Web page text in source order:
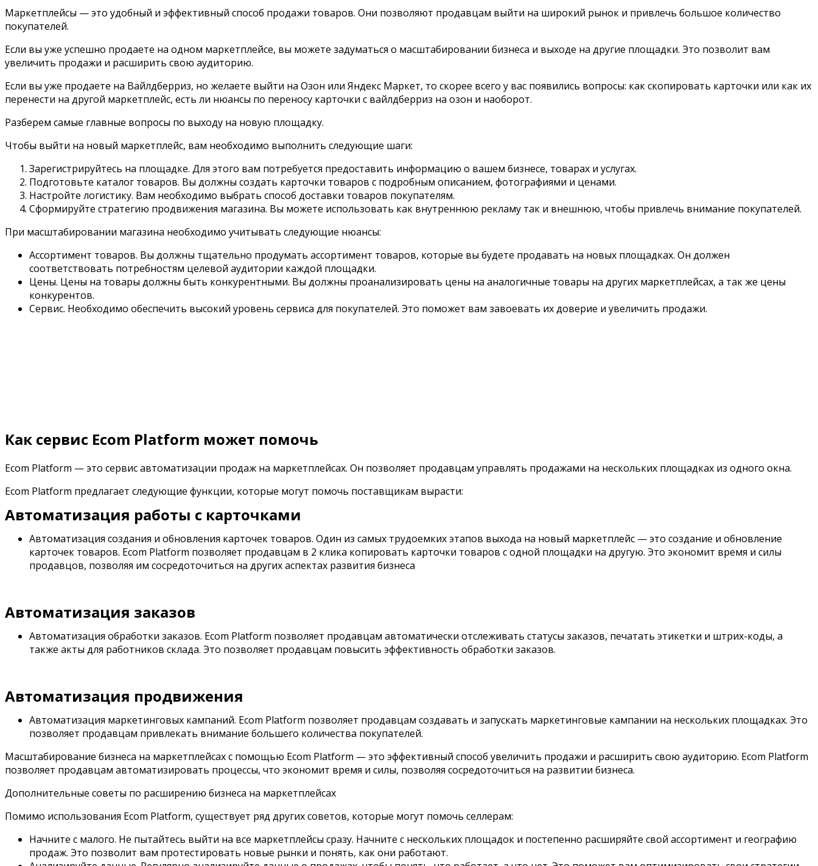
Маркетплейсы — это удобный и эффективный способ продажи товаров. Они позволяют продавцам выйти на широкий рынок и привлечь большое количество
покупателей.
Если вы уже успешно продаете на одном маркетплейсе, вы можете задуматься о масштабировании бизнеса и выходе на другие площадки. Это позволит вам
увеличить продажи и расширить свою аудиторию.
Если вы уже продаете на Вайлдберриз, но желаете выйти на Озон или Яндекс Маркет, то скорее всего у вас появились вопросы: как скопировать карточки или как их
перенести на другой маркетплейс, есть ли нюансы по переносу карточки с вайлдберриз на озон и наоборот.
Разберем самые главные вопросы по выходу на новую площадку.
Чтобы выйти на новый маркетплейс, вам необходимо выполнить следующие шаги:
Зарегистрируйтесь на площадке. Для этого вам потребуется предоставить информацию о вашем бизнесе, товарах и услугах.
Подготовьте каталог товаров. Вы должны создать карточки товаров с подробным описанием, фотографиями и ценами.
Настройте логистику. Вам необходимо выбрать способ доставки товаров покупателям.
Сформируйте стратегию продвижения магазина. Вы можете использовать как внутреннюю рекламу так и внешнюю, чтобы привлечь внимание покупателей.
При масштабировании магазина необходимо учитывать следующие нюансы:
Ассортимент товаров. Вы должны тщательно продумать ассортимент товаров, которые вы будете продавать на новых площадках. Он должен
соответствовать потребностям целевой аудитории каждой площадки.
Цены. Цены на товары должны быть конкурентными. Вы должны проанализировать цены на аналогичные товары на других маркетплейсах, а так же цены
конкурентов.
Сервис. Необходимо обеспечить высокий уровень сервиса для покупателей. Это поможет вам завоевать их доверие и увеличить продажи.
Как сервис Ecom Platform может помочь
Ecom Platform — это сервис автоматизации продаж на маркетплейсах. Он позволяет продавцам управлять продажами на нескольких площадках из одного окна.
Ecom Platform предлагает следующие функции, которые могут помочь поставщикам вырасти:
Автоматизация работы с карточками
Автоматизация создания и обновления карточек товаров. Один из самых трудоемких этапов выхода на новый маркетплейс — это создание и обновление
карточек товаров. Ecom Platform позволяет продавцам в 2 клика копировать карточки товаров с одной площадки на другую. Это экономит время и силы
продавцов, позволяя им сосредоточиться на других аспектах развития бизнеса
Автоматизация заказов
Автоматизация обработки заказов. Ecom Platform позволяет продавцам автоматически отслеживать статусы заказов, печатать этикетки и штрих-коды, а
также акты для работников склада. Это позволяет продавцам повысить эффективность обработки заказов.
Автоматизация продвижения
Автоматизация маркетинговых кампаний. Ecom Platform позволяет продавцам создавать и запускать маркетинговые кампании на нескольких площадках. Это
позволяет продавцам привлекать внимание большего количества покупателей.
Масштабирование бизнеса на маркетплейсах с помощью Ecom Platform — это эффективный способ увеличить продажи и расширить свою аудиторию. Ecom Platform
позволяет продавцам автоматизировать процессы, что экономит время и силы, позволяя сосредоточиться на развитии бизнеса.
Дополнительные советы по расширению бизнеса на маркетплейсах
Помимо использования Ecom Platform, существует ряд других советов, которые могут помочь селлерам:
Начните с малого. Не пытайтесь выйти на все маркетплейсы сразу. Начните с нескольких площадок и постепенно расширяйте свой ассортимент и географию
продаж. Это позволит вам протестировать новые рынки и понять, как они работают.